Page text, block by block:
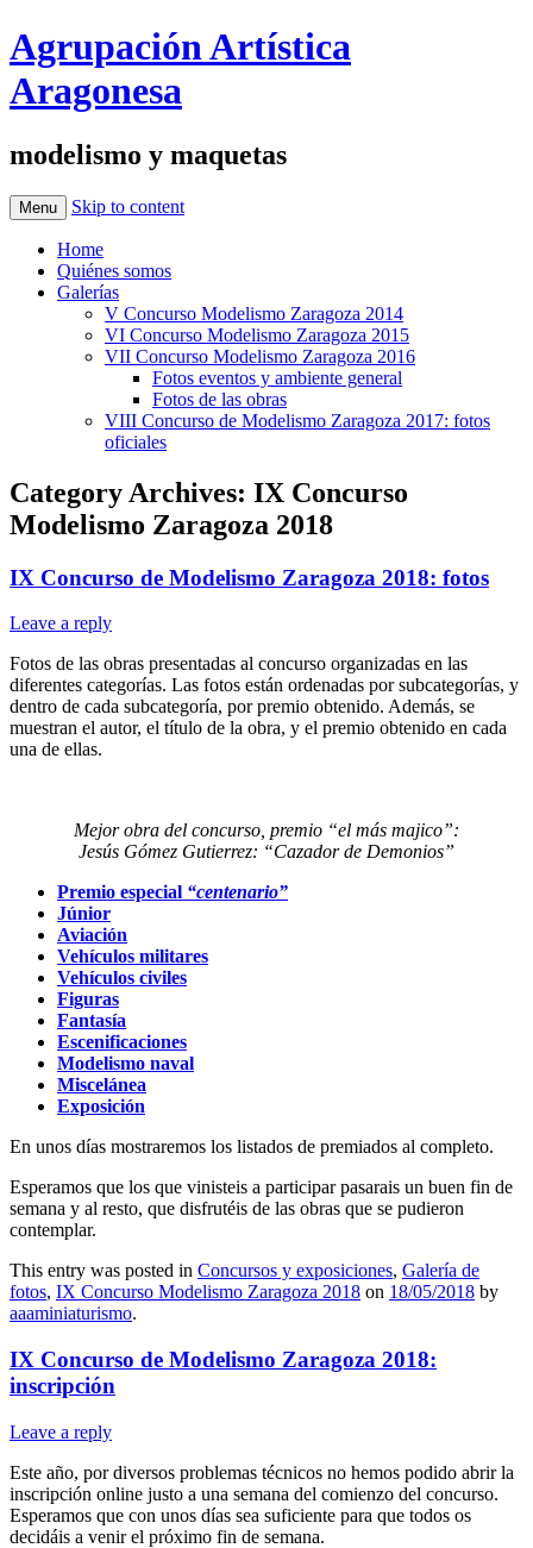
Agrupación Artística
Aragonesa
modelismo y maquetas
Menu Skip to content
Home
Quiénes somos
Galerías
V Concurso Modelismo Zaragoza 2014
VI Concurso Modelismo Zaragoza 2015
VII Concurso Modelismo Zaragoza 2016
Fotos eventos y ambiente general
Fotos de las obras
VIII Concurso de Modelismo Zaragoza 2017: fotos
oficiales
Category Archives: IX Concurso
Modelismo Zaragoza 2018
IX Concurso de Modelismo Zaragoza 2018: fotos
Leave a reply
Fotos de las obras presentadas al concurso organizadas en las
diferentes categorías. Las fotos están ordenadas por subcategorías, y
dentro de cada subcategoría, por premio obtenido. Además, se
muestran el autor, el título de la obra, y el premio obtenido en cada
una de ellas.
Mejor obra del concurso, premio “el más majico”:
Jesús Gómez Gutierrez: “Cazador de Demonios”
Premio especial “centenario”
Júnior
Aviación
Vehículos militares
Vehículos civiles
Figuras
Fantasía
Escenificaciones
Modelismo naval
Miscelánea
Exposición
En unos días mostraremos los listados de premiados al completo.
Esperamos que los que vinisteis a participar pasarais un buen fin de
semana y al resto, que disfrutéis de las obras que se pudieron
contemplar.
This entry was posted in Concursos y exposiciones, Galería de
fotos, IX Concurso Modelismo Zaragoza 2018 on 18/05/2018 by
aaaminiaturismo.
IX Concurso de Modelismo Zaragoza 2018:
inscripción
Leave a reply
Este año, por diversos problemas técnicos no hemos podido abrir la
inscripción online justo a una semana del comienzo del concurso.
Esperamos que con unos días sea suficiente para que todos os
decidáis a venir el próximo fin de semana.